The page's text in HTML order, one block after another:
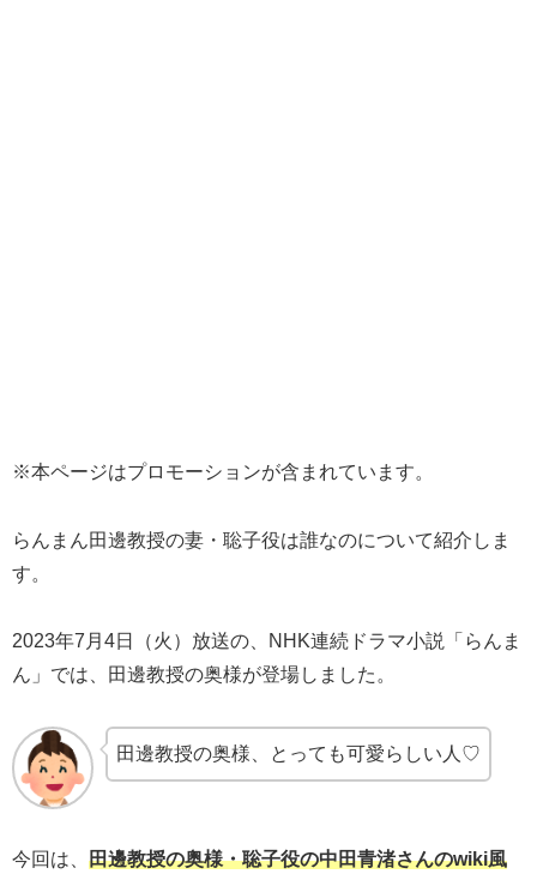
※本ページはプロモーションが含まれています。
らんまん田邊教授の妻・聡子役は誰なのについて紹介しま
す。
2023年7月4日（火）放送の、NHK連続ドラマ小説「らんま
ん」では、田邊教授の奥様が登場しました。
田邊教授の奥様、とっても可愛らしい人♡
今回は、 田邊教授の奥様・聡子役の中田青渚さんのwiki風